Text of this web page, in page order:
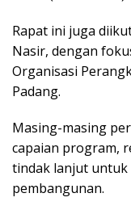
Rapat ini juga
Nasir, dengan
Organisasi
Padang.
Masing-masing
capaian program,
tindak lanjut
pembangunan.